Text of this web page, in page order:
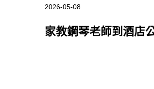
2026-05-08
家教鋼琴老師到酒店